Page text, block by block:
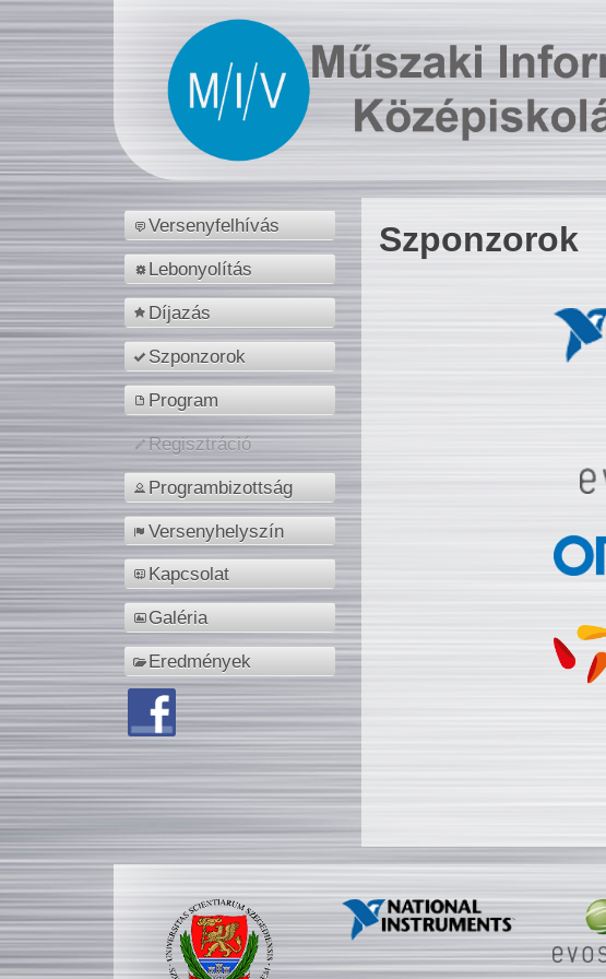
Versenyfelhívás
Lebonyolítás
Díjazás
Szponzorok
Program
Regisztráció
Programbizottság
Versenyhelyszín
Kapcsolat
Galéria
Eredmények
Szponzorok